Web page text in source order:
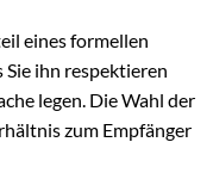
eines formellen
Sie ihn respektieren
legen. Die Wahl der
zum Empfänger